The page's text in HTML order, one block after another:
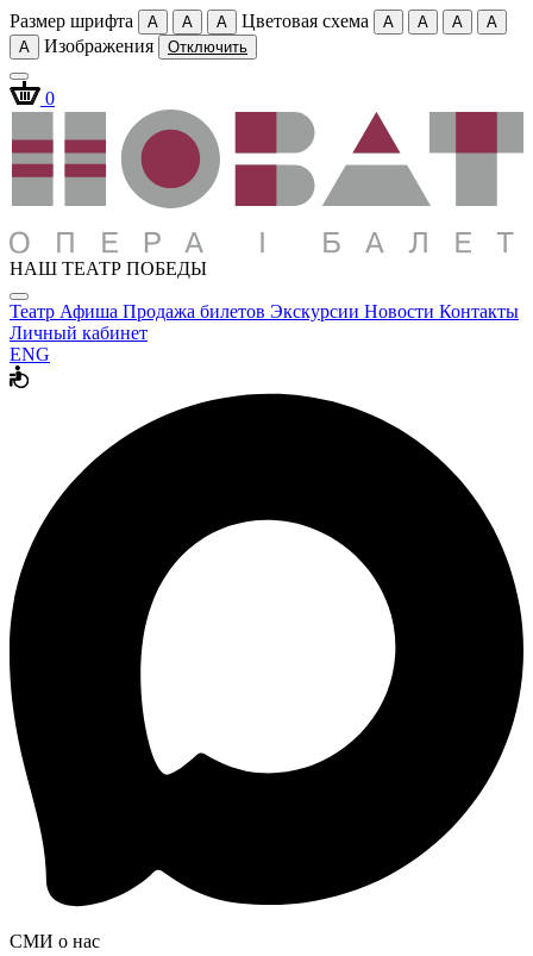
Размер шрифта A A A Цветовая схема A A A
A
A
Изображения Отключить
0
НАШ ТЕАТР ПОБЕДЫ
Театр Афиша Продажа билетов Экскурсии Новости Контакты
Личный кабинет
ENG
СМИ о нас